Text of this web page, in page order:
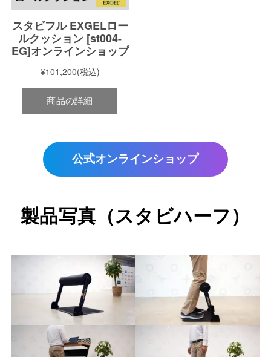
公式オンラインショップ
製品写真 （スタビハーフ）